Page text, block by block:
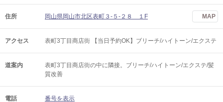
住所 岡山県岡山市北区表町３‐５‐２８ １F MAP
アクセス 表町3丁目商店街 【当日予約OK】ブリーチ/ハイトーン/エクステ
道案内
表町3丁目商店街の中に隣接。ブリーチ/ハイトーン/エクステ/髪
質改善
電話 番号を表示